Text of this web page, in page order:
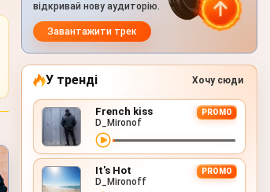
відкривай нову аудиторію.
Завантажити трек
У тренді Хочу сюди
French kiss PROMO
D_Mironof
It's Hot PROMO
D_Mironoff